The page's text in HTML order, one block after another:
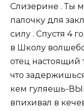
Слизерине . Ты
палочку для
силу . Спустя 4
в Школу
отец настоящий
что
кем гуляешь-
впихивал в